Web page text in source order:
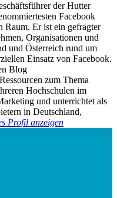
der Hutter
Facebook
Raum. Er ist ein gefragter
Organisationen und
und Österreich rund um
Einsatz von Facebook.
Blog
zum Thema
Hochschulen im
und unterrichtet als
in Deutschland,
Profil anzeigen